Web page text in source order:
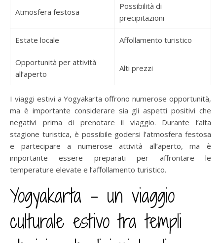
Atmosfera festosa
Possibilità di
precipitazioni
Estate locale Affollamento turistico
Opportunità per attività
all’aperto
Alti prezzi
I viaggi estivi a Yogyakarta offrono numerose opportunità,
ma è importante considerare sia gli aspetti positivi che
negativi prima di prenotare il viaggio. Durante l’alta
stagione turistica, è possibile godersi l’atmosfera festosa
e partecipare a numerose attività all’aperto, ma è
importante essere preparati per affrontare le
temperature elevate e l’affollamento turistico.
Yogyakarta – un viaggio
culturale estivo tra templi